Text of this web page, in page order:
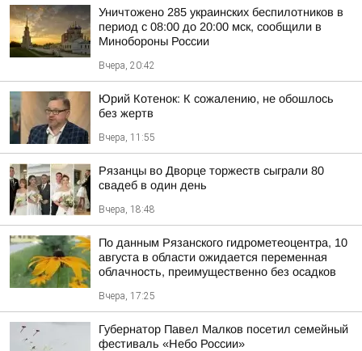
Уничтожено 285 украинских беспилотников в
период с 08:00 до 20:00 мск, сообщили в
Минобороны России
Вчера, 20:42
Юрий Котенок: К сожалению, не обошлось
без жертв
Вчера, 11:55
Рязанцы во Дворце торжеств сыграли 80
свадеб в один день
Вчера, 18:48
По данным Рязанского гидрометеоцентра, 10
августа в области ожидается переменная
облачность, преимущественно без осадков
Вчера, 17:25
Губернатор Павел Малков посетил семейный
фестиваль «Небо России»